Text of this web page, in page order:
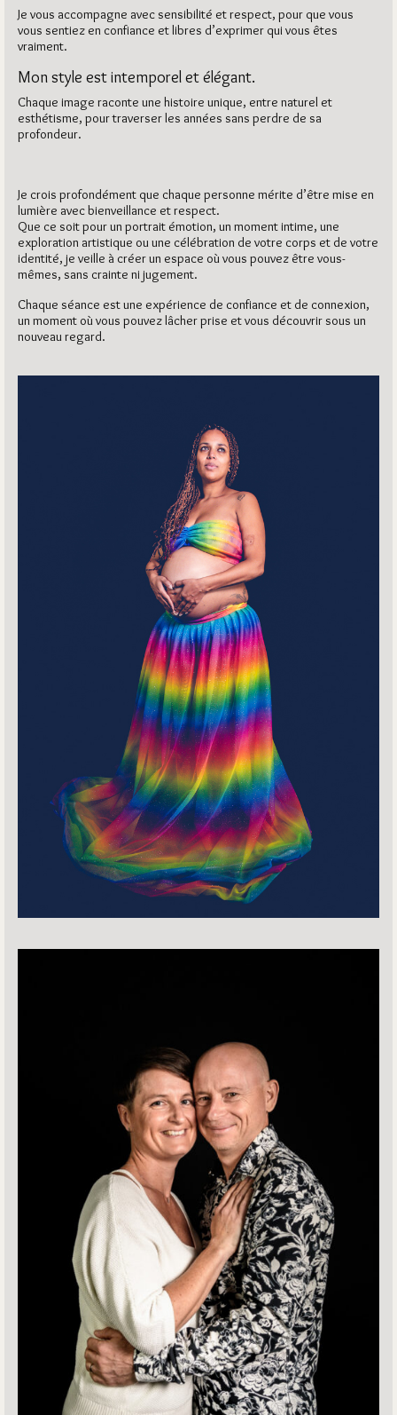
Je vous accompagne avec sensibilité et respect, pour que vous
vous sentiez en confiance et libres d’exprimer qui vous êtes
vraiment.
Mon style est intemporel et élégant.
Chaque image raconte une histoire unique, entre naturel et
esthétisme, pour traverser les années sans perdre de sa
profondeur.
Je crois profondément que chaque personne mérite d’être mise en
lumière avec bienveillance et respect.
Que ce soit pour un portrait émotion, un moment intime, une
exploration artistique ou une célébration de votre corps et de votre
identité, je veille à créer un espace où vous pouvez être vous-
mêmes, sans crainte ni jugement.
Chaque séance est une expérience de confiance et de connexion,
un moment où vous pouvez lâcher prise et vous découvrir sous un
nouveau regard.